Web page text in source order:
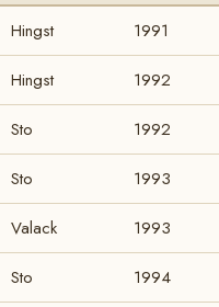
Hingst 1991
Hingst 1992
Sto 1992
Sto 1993
Valack 1993
Sto 1994